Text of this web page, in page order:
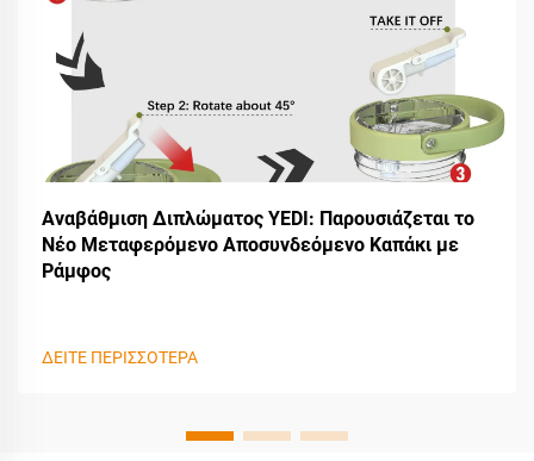
Αναβάθμιση Διπλώματος YEDI: Παρουσιάζεται το
Νέο Μεταφερόμενο Αποσυνδεόμενο Καπάκι με
Ράμφος
ΔΕΙΤΕ ΠΕΡΙΣΣΟΤΕΡΑ